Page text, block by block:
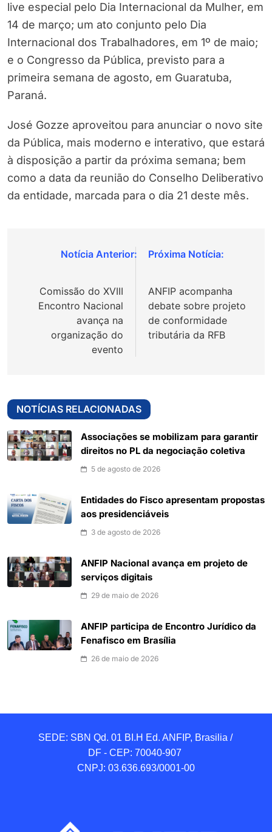
live especial pelo Dia Internacional da Mulher, em
14 de março; um ato conjunto pelo Dia
Internacional dos Trabalhadores, em 1º de maio;
e o Congresso da Pública, previsto para a
primeira semana de agosto, em Guaratuba,
Paraná.
José Gozze aproveitou para anunciar o novo site
da Pública, mais moderno e interativo, que estará
à disposição a partir da próxima semana; bem
como a data da reunião do Conselho Deliberativo
da entidade, marcada para o dia 21 deste mês.
Navegação
Post
Comissão do XVIII
Encontro Nacional
avança na
organização do
evento
ANFIP acompanha
debate sobre projeto
de conformidade
tributária da RFB
NOTÍCIAS RELACIONADAS
Associações se mobilizam para garantir
direitos no PL da negociação coletiva
5 de agosto de 2026
Entidades do Fisco apresentam propostas
aos presidenciáveis
3 de agosto de 2026
ANFIP Nacional avança em projeto de
serviços digitais
29 de maio de 2026
ANFIP participa de Encontro Jurídico da
Fenafisco em Brasília
26 de maio de 2026
SEDE: SBN Qd. 01 BI.H Ed. ANFIP, Brasilia /
DF - CEP: 70040-907
CNPJ: 03.636.693/0001-00